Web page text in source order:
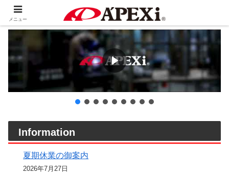
Information
夏期休業の御案内
2026年7月27日
メニュー